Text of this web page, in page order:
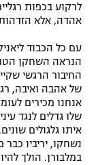
תקנון פעילות
רשיון להקרנה
הצטרפות
אומנויות לחימה
גיימינג E-Sports
לרקוע בכפות
אהדה, אלא
עם כל הכבוד
הנראה השחקן
החיבור הרגשי
של אהבה ואיבה,
אנחנו מכירים
שלו גדלים לנגד
איתו גלגולים
נשחקו, יריביו
במלבורן. הולך